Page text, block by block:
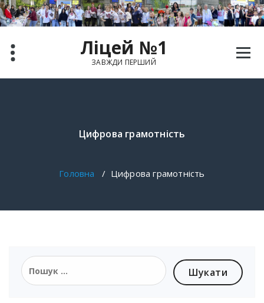
Перейти
до
вмісту
Ліцей №1
ЗАВЖДИ ПЕРШИЙ
Цифрова грамотність
Головна / Цифрова грамотність
Пошук: